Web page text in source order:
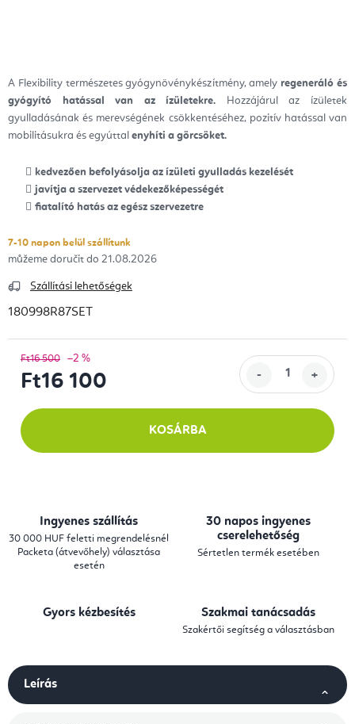
A Flexibility természetes gyógynövénykészítmény, amely regeneráló és
gyógyító hatással van az ízületekre. Hozzájárul az ízületek
gyulladásának és merevségének csökkentéséhez, pozitív hatással van
mobilitásukra és egyúttal enyhíti a görcsöket.
kedvezően befolyásolja az ízületi gyulladás kezelését
javítja a szervezet védekezőképességét
fiatalító hatás az egész szervezetre
7-10 napon belül szállítunk
21.08.2026
Szállítási lehetőségek
180998R87SET
Ft16 500 –2 %
Ft16 100
KOSÁRBA
Ingyenes szállítás
30 000 HUF feletti megrendelésnél
Packeta (átvevőhely) választása
esetén
30 napos ingyenes
cserelehetőség
Sértetlen termék esetében
Gyors kézbesítés Szakmai tanácsadás
Szakértői segítség a választásban
Leírás